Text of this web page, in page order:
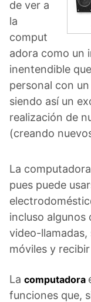
de ver a
la
comput
adora como un
inentendible
personal con
siendo así un
realización de
(creando
La
pues puede
incluso algunos
video-llamadas,
móviles y
La computadora
funciones que,